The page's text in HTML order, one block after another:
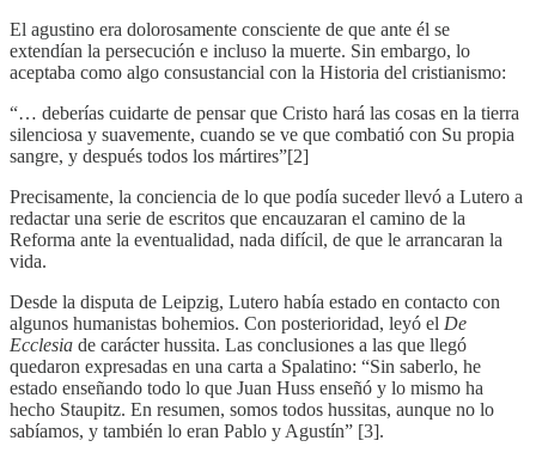
El agustino era dolorosamente consciente de que ante él se
extendían la persecución e incluso la muerte. Sin embargo, lo
aceptaba como algo consustancial con la Historia del cristianismo:
“… deberías cuidarte de pensar que Cristo hará las cosas en la tierra
silenciosa y suavemente, cuando se ve que combatió con Su propia
sangre, y después todos los mártires”[2]
Precisamente, la conciencia de lo que podía suceder llevó a Lutero a
redactar una serie de escritos que encauzaran el camino de la
Reforma ante la eventualidad, nada difícil, de que le arrancaran la
vida.
Desde la disputa de Leipzig, Lutero había estado en contacto con
algunos humanistas bohemios. Con posterioridad, leyó el De
Ecclesia de carácter hussita. Las conclusiones a las que llegó
quedaron expresadas en una carta a Spalatino: “Sin saberlo, he
estado enseñando todo lo que Juan Huss enseñó y lo mismo ha
hecho Staupitz. En resumen, somos todos hussitas, aunque no lo
sabíamos, y también lo eran Pablo y Agustín” [3].